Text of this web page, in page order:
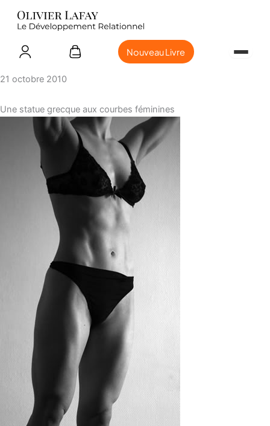
Nouveau Livre
21 octobre 2010
Une statue grecque aux courbes féminines